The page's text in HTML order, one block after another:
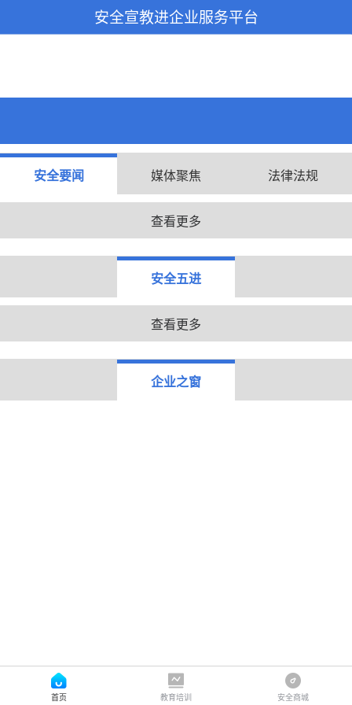
安全宣教进企业服务平台
安全要闻 媒体聚焦 法律法规
查看更多
安全五进
查看更多
企业之窗
首页 教育培训 安全商城